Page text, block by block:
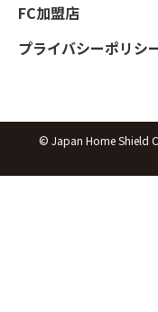
FC加盟店
プライバシーポリシ
© Japan Home Shield